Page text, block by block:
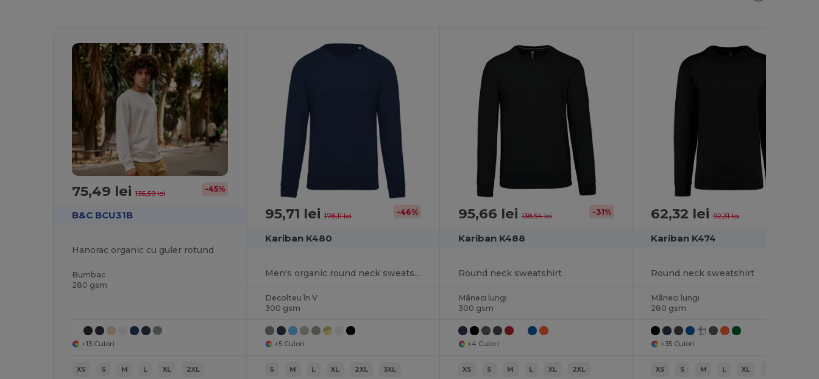
75,49 lei136,59 lei -45%
B&C BCU31B
Hanorac organic cu guler rotund
Bumbac
280 gsm
+13 Culori
XS S M L XL 2XL
95,71 lei 178,11 lei -46%
Kariban K480
Men's organic round neck sweatshirt with raglan sleeves
Decolteu în V
300 gsm
+5 Culori
S M L XL 2XL 3XL
95,66 lei138,54 lei -31%
Kariban K488
Round neck sweatshirt
Mâneci lungi
300 gsm
+4 Culori
XS S M L XL 2XL
62,32 lei92,31 lei
Kariban K474
Round neck sweatshirt
Mâneci lungi
280 gsm
+35 Culori
XS S M L XL